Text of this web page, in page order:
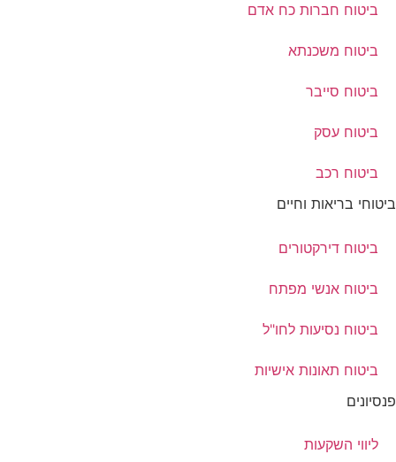
ביטוח חברות כח אדם
ביטוח משכנתא
ביטוח סייבר
ביטוח עסק
ביטוח רכב
ביטוחי בריאות וחיים
ביטוח דירקטורים
ביטוח אנשי מפתח
ביטוח נסיעות לחו"ל
ביטוח תאונות אישיות
פנסיונים
ליווי השקעות